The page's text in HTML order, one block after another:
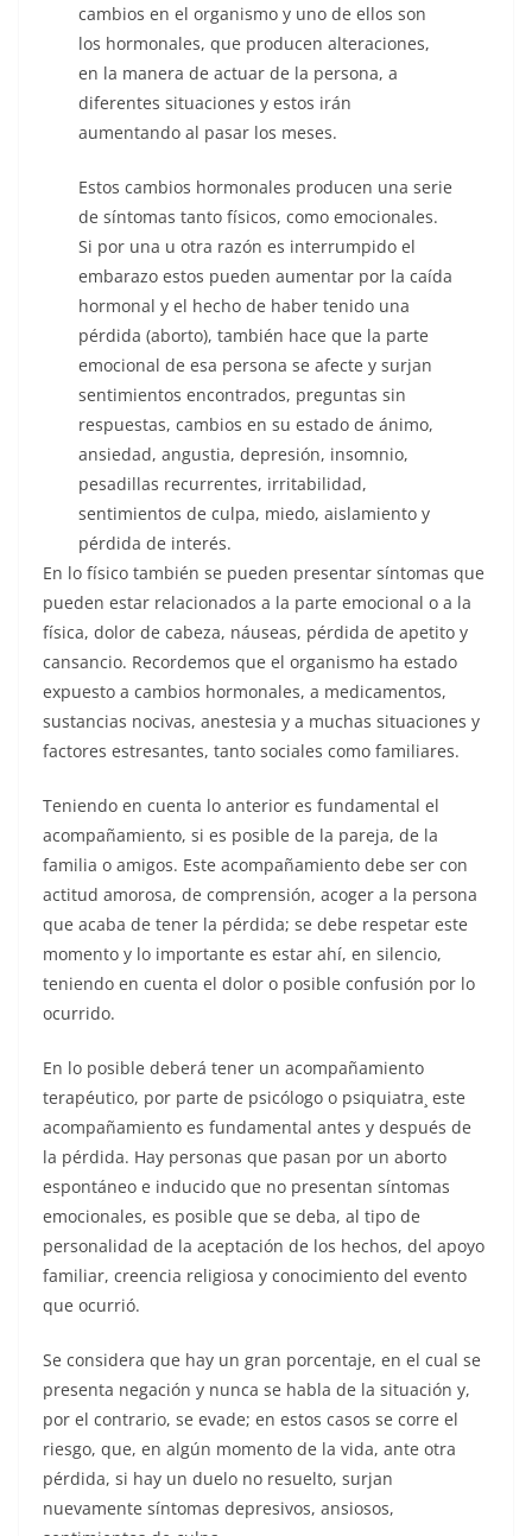
cambios en el organismo y uno de ellos son
los hormonales, que producen alteraciones,
en la manera de actuar de la persona, a
diferentes situaciones y estos irán
aumentando al pasar los meses.
Estos cambios hormonales pro­ducen una serie
de síntomas tanto físicos, como emocionales.
Si por una u otra razón es interrumpido el
embarazo estos pueden aumen­tar por la caída
hormonal y el he­cho de haber tenido una
pérdida (aborto), también hace que la parte
emocional de esa persona se afec­te y surjan
sentimien­tos encontrados, pre­guntas sin
respuestas, cambios en su estado de ánimo,
ansiedad, angustia, depresión, insomnio,
pesadillas recurrentes, irritabili­dad,
sentimientos de culpa, miedo, aisla­miento y
pérdida de interés.
En lo físico también se pueden presentar síntomas que
pueden estar relacionados a la parte emo­cional o a la
física, dolor de ca­beza, náuseas, pérdida de apetito y
cansancio. Recordemos que el organismo ha estado
expuesto a cambios hormonales, a medica­mentos,
sustancias nocivas, anes­tesia y a muchas situaciones y
factores estresantes, tanto sociales como familiares.
Teniendo en cuenta lo anterior es fundamental el
acompañamien­to, si es posible de la pareja, de la
familia o amigos. Este acom­pañamiento debe ser con
actitud amorosa, de comprensión, acoger a la persona
que acaba de tener la pérdida; se debe respetar este
mo­mento y lo importante es estar ahí, en silencio,
teniendo en cuenta el dolor o posible confusión por lo
ocurrido.
En lo posible deberá tener un acompañamiento
terapéutico, por parte de psicólogo o psiquiatra¸ este
acompañamiento es funda­mental antes y después de
la pér­dida. Hay personas que pasan por un aborto
espontáneo e inducido que no presentan síntomas
emo­cionales, es posible que se deba, al tipo de
personalidad de la acep­tación de los hechos, del apoyo
fa­miliar, creencia religiosa y cono­cimiento del evento
que ocurrió.
Se considera que hay un gran porcentaje, en el cual se
presen­ta negación y nunca se habla de la situación y,
por el contrario, se evade; en estos casos se corre el
riesgo, que, en algún momento de la vida, ante otra
pér­dida, si hay un due­lo no resuelto, surjan
nuevamente síntomas depresivos, ansiosos,